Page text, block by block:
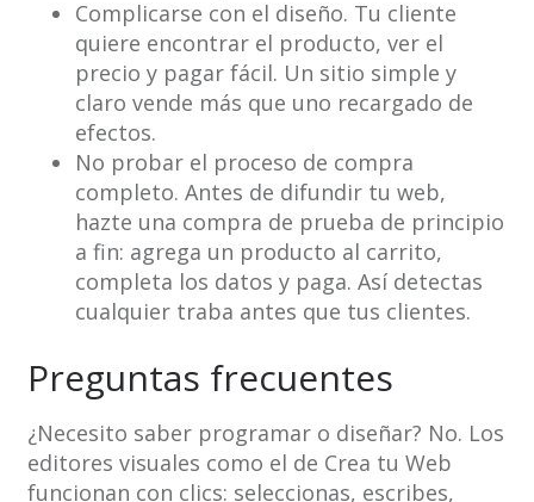
Complicarse con el diseño. Tu cliente
quiere encontrar el producto, ver el
precio y pagar fácil. Un sitio simple y
claro vende más que uno recargado de
efectos.
No probar el proceso de compra
completo. Antes de difundir tu web,
hazte una compra de prueba de principio
a fin: agrega un producto al carrito,
completa los datos y paga. Así detectas
cualquier traba antes que tus clientes.
Preguntas frecuentes
¿Necesito saber programar o diseñar? No. Los
editores visuales como el de Crea tu Web
funcionan con clics: seleccionas, escribes,